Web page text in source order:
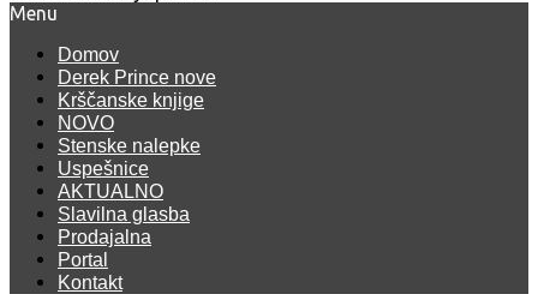
Menu
Domov
Derek Prince nove
Krščanske knjige
NOVO
Stenske nalepke
Uspešnice
AKTUALNO
Slavilna glasba
Prodajalna
Portal
Kontakt